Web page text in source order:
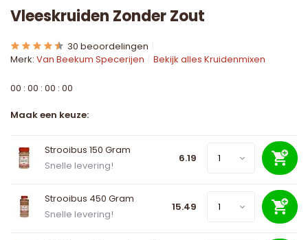
Vleeskruiden Zonder Zout
30 beoordelingen
Merk: Van Beekum Specerijen Bekijk alles Kruidenmixen
00 : 00 : 00 : 00
Maak een keuze:
Strooibus 150 Gram
Snelle levering!
6.19
Strooibus 450 Gram
Snelle levering!
15.49